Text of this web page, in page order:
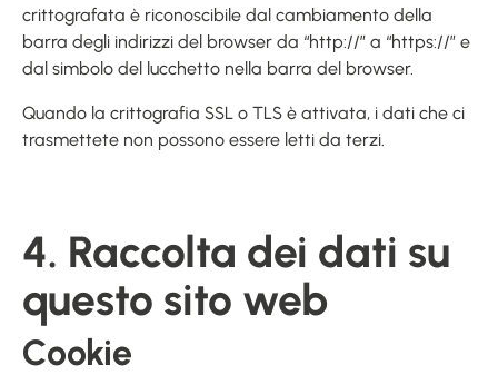
crittografata è riconoscibile dal cambiamento della
barra degli indirizzi del browser da “http://” a “https://” e
dal simbolo del lucchetto nella barra del browser.
Quando la crittografia SSL o TLS è attivata, i dati che ci
trasmettete non possono essere letti da terzi.
4. Raccolta dei dati su
questo sito web
Cookie